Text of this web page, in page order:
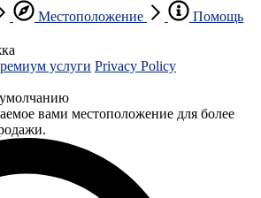
Местоположение Помощь
услуги Privacy Policy
вами местоположение для более